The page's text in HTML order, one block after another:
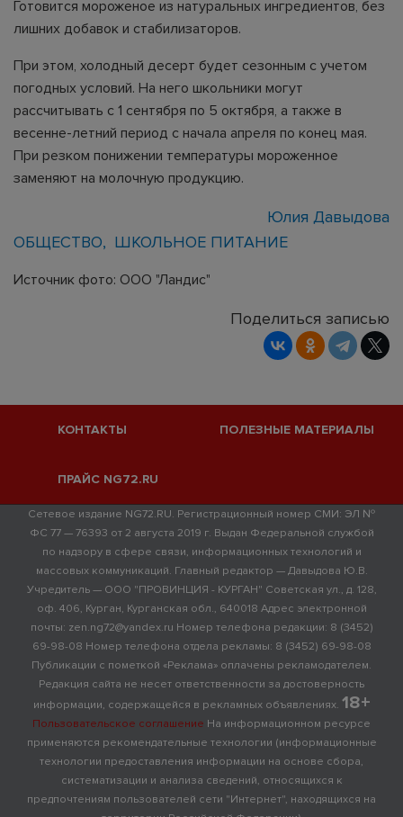
Готовится мороженое из натуральных ингредиентов, без
лишних добавок и стабилизаторов.
При этом, холодный десерт будет сезонным с учетом
погодных условий. На него школьники могут
рассчитывать с 1 сентября по 5 октября, а также в
весенне-летний период с начала апреля по конец мая.
При резком понижении температуры мороженное
заменяют на молочную продукцию.
Юлия Давыдова
ОБЩЕСТВО
ШКОЛЬНОЕ ПИТАНИЕ
Источник фото: ООО "Ландис"
Поделиться записью
КОНТАКТЫ ПОЛЕЗНЫЕ МАТЕРИАЛЫ
ПРАЙС NG72.RU
Сетевое издание NG72.RU. Регистрационный номер СМИ: ЭЛ №
ФС 77 — 76393 от 2 августа 2019 г. Выдан Федеральной службой
по надзору в сфере связи, информационных технологий и
массовых коммуникаций. Главный редактор — Давыдова Ю.В.
Учредитель — ООО "ПРОВИНЦИЯ - КУРГАН" Советская ул., д. 128,
оф. 406, Курган, Курганская обл., 640018 Адрес электронной
почты: zen.ng72@yandex.ru Номер телефона редакции: 8 (3452)
69-98-08 Номер телефона отдела рекламы: 8 (3452) 69-98-08
Публикации с пометкой «Реклама» оплачены рекламодателем.
Редакция сайта не несет ответственности за достоверность
информации, содержащейся в рекламных объявлениях. 18+
Пользовательское соглашение На информационном ресурсе
применяются рекомендательные технологии (информационные
технологии предоставления информации на основе сбора,
систематизации и анализа сведений, относящихся к
предпочтениям пользователей сети "Интернет", находящихся на